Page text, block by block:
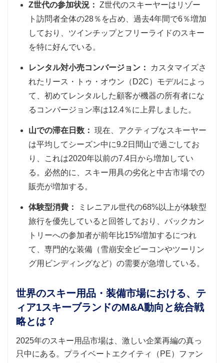
Z世代の参加状況： Z世代のスキーヤーはリゾー
ト訪問者全体の28％を占め、過去4年間で6％増加
しており、ツインチップとフリーライドのスキー
を特に好んでいる。
レンタル対小売コンバージョン：
カスタマイズさ
れたリース・トゥ・オウン（D2C）モデルによっ
て、初めてレンタルした顧客が機器の所有者にな
るコンバージョン率は12.4％に上昇しました。
山での滞在日数： 現在、アクティブなスキーヤー
は平均してシーズン中に9.2日間山で過ごしてお
り、これは2020年以前の7.4日から増加してい
る。必然的に、スキー用具の劣化と中古市場での
販売が増加する。
体験型消費：
ミレニアル世代の68%以上が体験型
旅行を優先していると回答しており、バックカン
トリーへの参加者が前年比15%増加するにつれ
て、専門的な装備（雪崩安全ビーコンやツーリン
グ用ビンディングなど）の需要が急増している。
世界のスキー用品・装備市場における、テ
ィア1スキーブランドのM&A動向と統合戦
略とは？
2025年のスキー用品市場は、激しい企業再編の真っ
只中にある。プライベートエクイティ（PE）ファン